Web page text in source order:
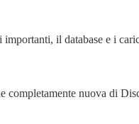
il database e i
completamente nuova di